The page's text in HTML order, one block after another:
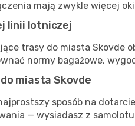
mają zwykle więcej
linii lotniczej
trasy do miasta Skovde
normy bagażowe,
miasta Skovde
sposób na
— wysiadasz z